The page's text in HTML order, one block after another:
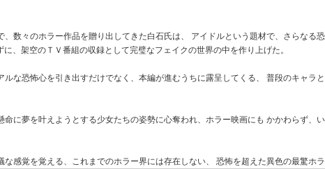
数々のホラー作品を贈り出してきた白石氏は、 アイドルという題材で、さらなる
、架空のＴＶ番組の収録として完璧なフェイクの世界の中を作り上げた。
な恐怖心を引き出すだけでなく、本編が進むうちに露呈してくる、 普段のキャラ
に夢を叶えようとする少女たちの姿勢に心奪われ、ホラー映画にも かかわらず、
感覚を覚える、これまでのホラー界には存在しない、 恐怖を超えた異色の最驚ホラ